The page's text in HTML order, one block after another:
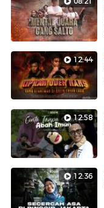
12:44
12:58
12:36